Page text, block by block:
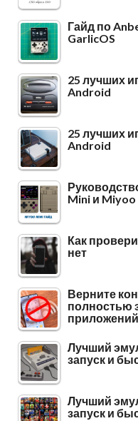
Гайд по
GarlicOS
25 лучших
Android
25 лучших
Android
Mini и Miyoo
Как
нет
Верните
полностью
Лучший
запуск и
Лучший
запуск и